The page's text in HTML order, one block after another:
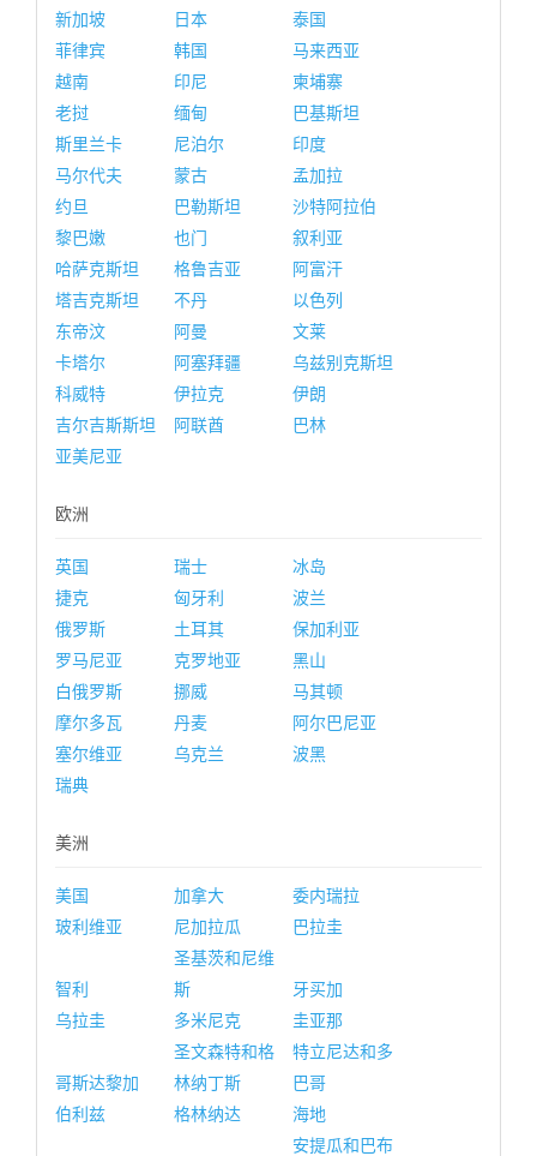
新加坡
日本
泰国
菲律宾
韩国
马来西亚
越南
印尼
柬埔寨
老挝
缅甸
巴基斯坦
斯里兰卡
尼泊尔
印度
马尔代夫
蒙古
孟加拉
约旦
巴勒斯坦
沙特阿拉伯
黎巴嫩
也门
叙利亚
哈萨克斯坦
格鲁吉亚
阿富汗
塔吉克斯坦
不丹
以色列
东帝汶
阿曼
文莱
卡塔尔
阿塞拜疆
乌兹别克斯坦
科威特
伊拉克
伊朗
吉尔吉斯斯坦
阿联酋
巴林
亚美尼亚
欧洲
英国 瑞士
冰岛
捷克
匈牙利
波兰
俄罗斯
土耳其
保加利亚
罗马尼亚
克罗地亚
黑山
白俄罗斯
挪威
马其顿
摩尔多瓦
丹麦
阿尔巴尼亚
塞尔维亚
乌克兰
波黑
瑞典
美洲
美国 加拿大
委内瑞拉
玻利维亚
尼加拉瓜 巴拉圭
智利
圣基茨和尼维
斯
牙买加
乌拉圭
多米尼克 圭亚那
哥斯达黎加
圣文森特和格
林纳丁斯
特立尼达和多
巴哥
伯利兹
格林纳达 海地
安提瓜和巴布